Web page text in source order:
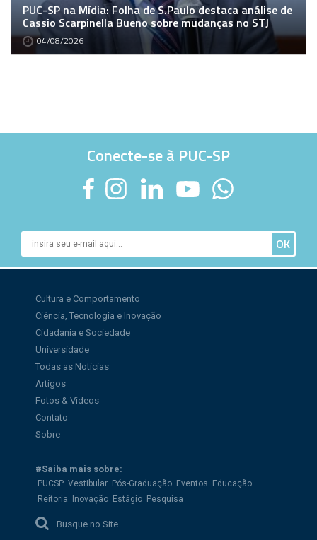
PUC-SP na Mídia: Folha de S.Paulo destaca análise de
Cassio Scarpinella Bueno sobre mudanças no STJ
04/08/2026
Conecte-se à PUC-SP
Cultura e Comportamento
Ciência, Tecnologia e Inovação
Cidadania e Sociedade
Universidade
Todas as Notícias
Artigos
Fotos & Vídeos
Contato
Sobre
#Saiba mais sobre:
PUCSP Vestibular Pós-Graduação Eventos Educação
Reitoria Inovação Estágio Pesquisa
Busque no Site